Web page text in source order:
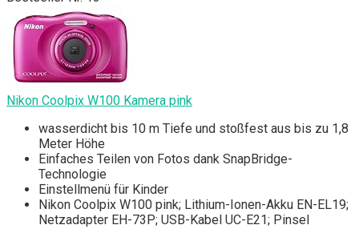
Nikon Coolpix W100 Kamera pink
wasserdicht bis 10 m Tiefe und stoßfest aus bis zu 1,8
Meter Höhe
Einfaches Teilen von Fotos dank SnapBridge-
Technologie
Einstellmenü für Kinder
Nikon Coolpix W100 pink; Lithium-Ionen-Akku EN-EL19;
Netzadapter EH-73P; USB-Kabel UC-E21; Pinsel